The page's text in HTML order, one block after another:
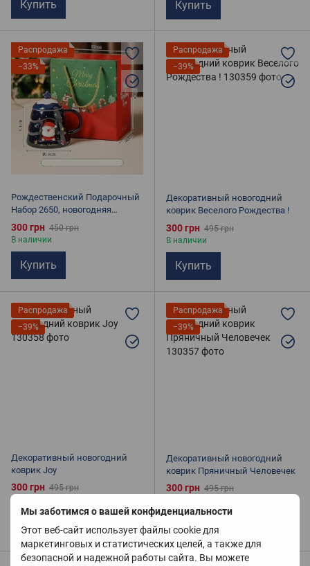
Мы заботимся о вашей конфиденциальности
Этот веб-сайт использует файлы cookie для
маркетинговых и статистических целей, а также для
безопасной и надежной работы сайта. Вы можете
Купить Купить
Распродажа
−33%
Рождественский Подарочный
Набор 2650, новогодняя
кружка
300 грн 450 грн
В наличии
Купить
Распродажа
−39%
Декоративный новогодний
коврик Веселого Рождества !
300 грн 495 грн
В наличии
Купить
Распродажа
−39%
Декоративный новогодний
коврик Joy
300 грн 495 грн
В наличии
Купить
Распродажа
−39%
Декоративный новогодний
коврик Пряничный Человечек
300 грн 495 грн
Купить